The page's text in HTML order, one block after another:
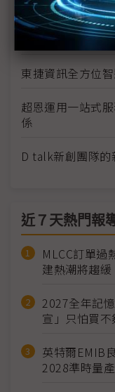
應變力亦即企業
的數位轉型
東捷資訊全方位
超恩運用一站式
係
D talk新創團隊
近７天熱門報
MLCC訂單
建熱潮將趨緩
2027全年記
宣」只怕買不
英特爾EMIB
2028準時量產